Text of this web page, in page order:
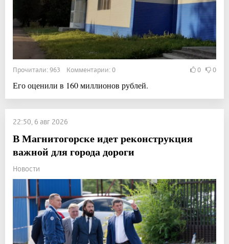
Прочитали: 963 Комментарии: 0 0 0
Его оценили в 160 миллионов рублей.
22:50, 6 авг 2026
В Магнитогорске идет реконструкция
важной для города дороги
Новости